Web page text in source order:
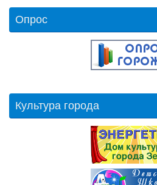
Опрос
Культура города